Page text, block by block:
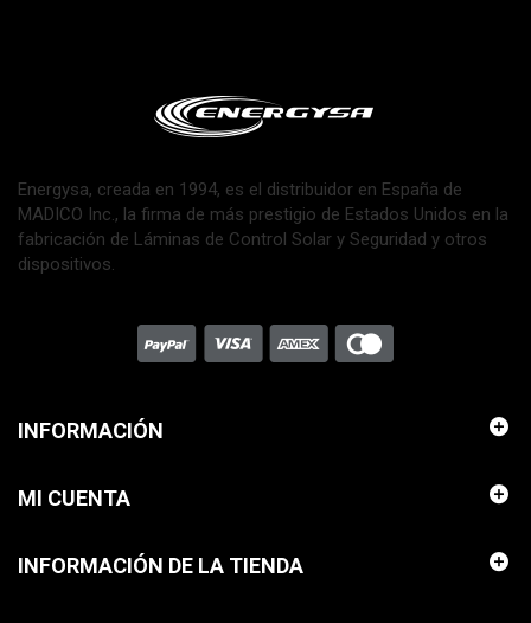
Energysa, creada en 1994, es el distribuidor en España de
MADICO Inc., la firma de más prestigio de Estados Unidos en la
fabricación de Láminas de Control Solar y Seguridad y otros
dispositivos.
INFORMACIÓN
MI CUENTA
INFORMACIÓN DE LA TIENDA